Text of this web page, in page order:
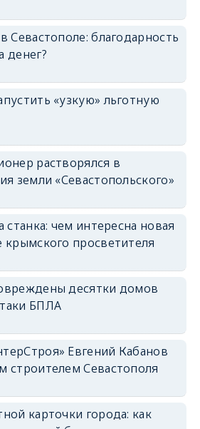
Севастополе: благодарность
денег?
«узкую» льготную
растворялся в
земли «Севастопольского»
станка: чем интересна новая
крымского просветителя
десятки домов
БПЛА
Евгений Кабанов
строителем Севастополя
карточки города: как